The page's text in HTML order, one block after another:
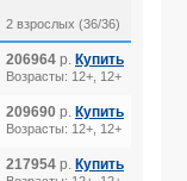
2 взрослых (36/36)
206964 р. Купить
Возрасты: 12+, 12+
209690 р. Купить
Возрасты: 12+, 12+
217954 р. Купить